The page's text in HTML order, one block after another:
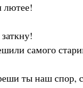
самого
ты наш спор,